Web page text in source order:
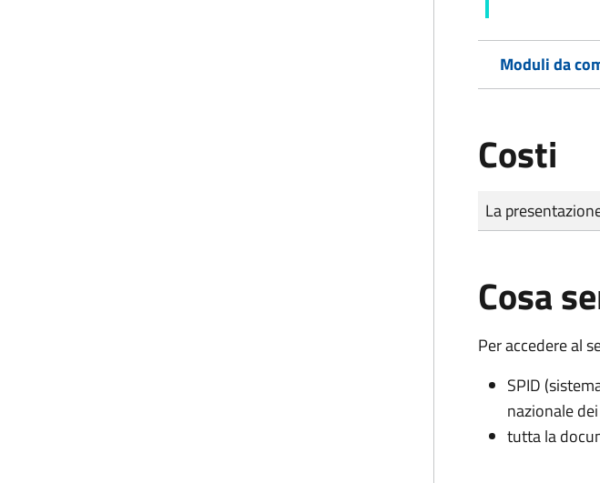
Moduli da
Costi
Tipo di
Importo
La
Cosa
Per accedere al
SPID
nazionale
tutta la